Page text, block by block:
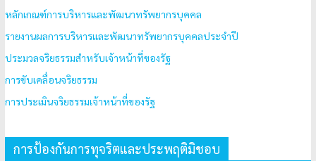
หลักเกณฑ์การบริหารและพัฒนาทรัพยากรบุคคล
รายงานผลการบริหารและพัฒนาทรัพยากรบุคคลประจำปี
ประมวลจริยธรรมสำหรับเจ้าหน้าที่ของรัฐ
การขับเคลื่อนจริยธรรม
การประเมินจริยธรรมเจ้าหน้าที่ของรัฐ
การป้องกันการทุจริตและประพฤติมิชอบ